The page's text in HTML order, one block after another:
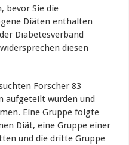
bevor Sie die
Diäten enthalten
Diabetesverband
diesen
Forscher 83
aufgeteilt wurden und
Eine Gruppe folgte
Diät, eine Gruppe einer
und die dritte Gruppe